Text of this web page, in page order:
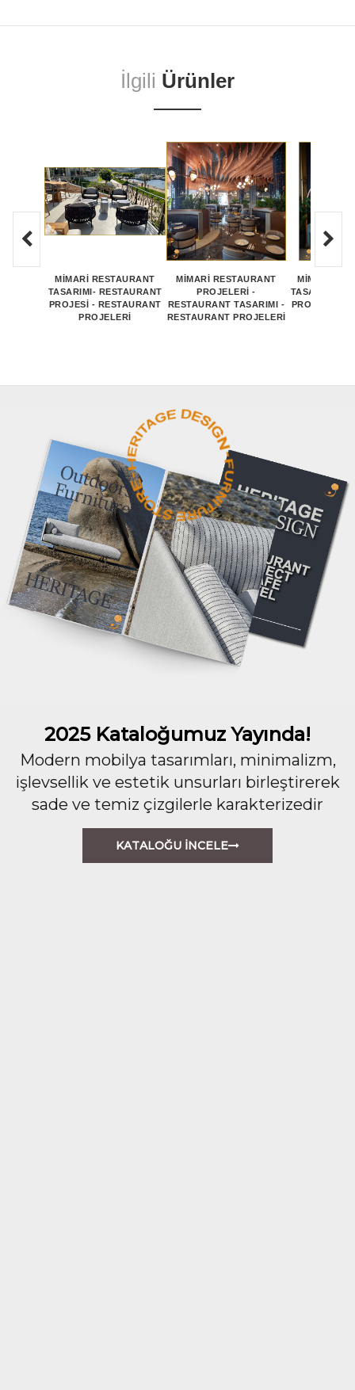
İlgili Ürünler
MİMARİ RESTAURANT
TASARIMI- RESTAURANT
PROJESİ - RESTAURANT
PROJELERİ
MİMARİ RESTAURANT
PROJELERİ -
RESTAURANT TASARIMI -
RESTAURANT PROJELERİ
MİMARİ
TASARIMI-
PROJESİ -
2025 Kataloğumuz Yayında!
Modern mobilya tasarımları, minimalizm,
işlevsellik ve estetik unsurları birleştirerek
sade ve temiz çizgilerle karakterizedir
KATALOĞU İNCELE